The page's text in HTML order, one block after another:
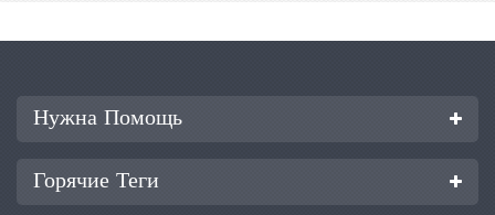
Нужна Помощь
Горячие Теги